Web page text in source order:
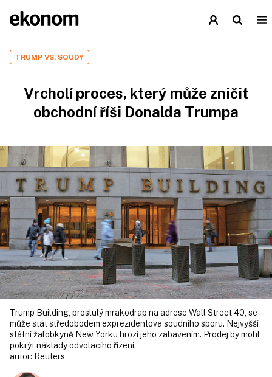
TRUMP VS. SOUDY
Vrcholí proces, který může zničit
obchodní říši Donalda Trumpa
Trump Building, proslulý mrakodrap na adrese Wall Street 40, se
může stát středobodem exprezidentova soudního sporu. Nejvyšší
státní žalobkyně New Yorku hrozí jeho zabavením. Prodej by mohl
pokrýt náklady odvolacího řízení.
autor: Reuters